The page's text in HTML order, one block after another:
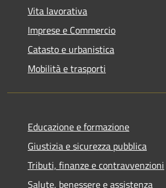
Vita lavorativa
Imprese e Commercio
Catasto e urbanistica
Mobilità e trasporti
Educazione e formazione
Giustizia e sicurezza pubblica
Tributi, finanze e contravvenzioni
Salute, benessere e assistenza